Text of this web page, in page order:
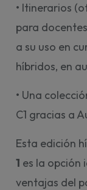
• Itinerarios
para
a su uso en
híbridos, en
• Una
C1 gracias a
Esta edición
1 es la opción
ventajas del